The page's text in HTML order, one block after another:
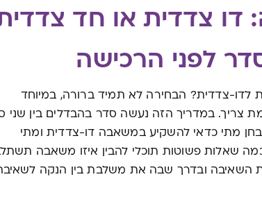
צדדית או חד
לפני הרכישה
צדדית? הבחירה לא תמיד ברורה, במיוחד
במדריך הזה נעשה סדר בהבדלים בין שני
מתי כדאי להשקיע במשאבה דו-צדדית ומתי
שאלות פשוטות תוכלי להבין איזו משאבה
השאיבה ובדרך שבה את משלבת בין הנקה